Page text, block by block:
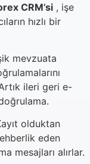
CRM’si , işe
hızlı bir
mevzuata
ileri geri e-
olduktan
eden
mesajları alırlar.